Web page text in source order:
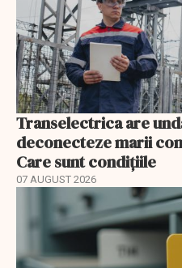
Transelectrica are
deconecteze marii
Care sunt condițiile
07 AUGUST 2026